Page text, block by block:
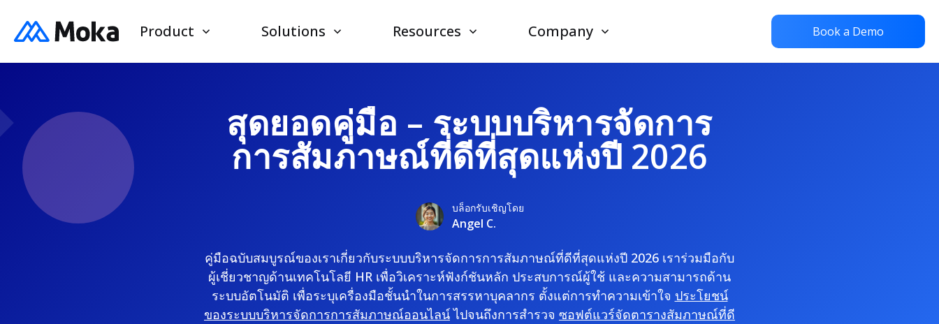
Product Solutions Resources Company Book a Demo
สุดยอดคู่มือ – ระบบบริหารจัดการ
การสัมภาษณ์ที่ดีที่สุดแห่งปี 2026
บล็อกรับเชิญโดย
Angel C.
คู่มือฉบับสมบูรณ์ของเราเกี่ยวกับระบบบริหารจัดการการสัมภาษณ์ที่ดีที่สุดแห่งปี 2026 เราร่วมมือกับ
ผู้เชี่ยวชาญด้านเทคโนโลยี HR เพื่อวิเคราะห์ฟังก์ชันหลัก ประสบการณ์ผู้ใช้ และความสามารถด้าน
ระบบอัตโนมัติ เพื่อระบุเครื่องมือชั้นนำในการสรรหาบุคลากร ตั้งแต่การทำความเข้าใจ ประโยชน์
ของระบบบริหารจัดการการสัมภาษณ์ออนไลน์ไปจนถึงการสำรวจ ซอฟต์แวร์จัดตารางสัมภาษณ์ที่ดี